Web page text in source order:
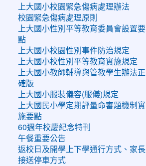
上大國小校園緊急傷病處理辦法
校園緊急傷病處理原則
上大國小性別平等教育委員會設置要
點
上大國小校園性別事件防治規定
上大國小校性別平等教育實施規定
上大國小教師輔導與管教學生辦法正
確版
上大國小服裝儀容(服儀)規定
上大國民小學定期評量命審題機制實
施要點
60週年校慶紀念特刊
午餐重要公告
返校日及開學上下學通行方式、家長
接送停車方式